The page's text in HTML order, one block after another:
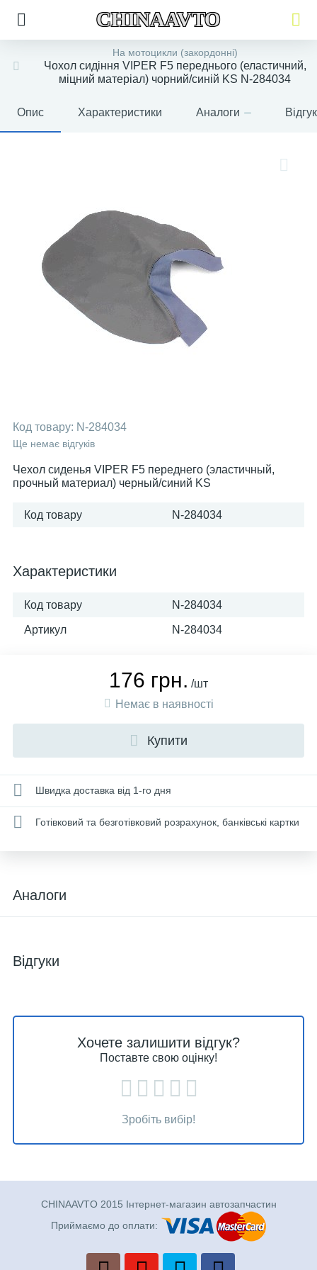
CHINAAVTO
На мотоцикли (закордонні)
Чохол сидіння VIPER F5 переднього (еластичний,
міцний матеріал) чорний/синій KS N-284034
Опис Характеристики Аналоги
Код товару: N-284034
Ще немає відгуків
Чехол сиденья VIPER F5 переднего (эластичный,
прочный материал) черный/синий KS
Код товару N-284034
Характеристики
Код товару N-284034
Артикул N-284034
176 грн. /шт
Немає в наявності
Купити
Швидка доставка від 1-го дня
Готівковий та безготівковий розрахунок, банківські картки
Аналоги
Відгуки
Хочете залишити відгук?
Поставте свою оцінку!
Зробіть вибір!
CHINAAVTO 2015 Інтернет-магазин автозапчастин
Приймаємо до оплати: